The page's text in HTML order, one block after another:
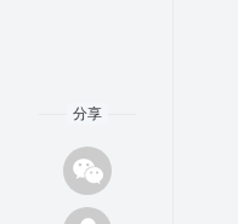
分享